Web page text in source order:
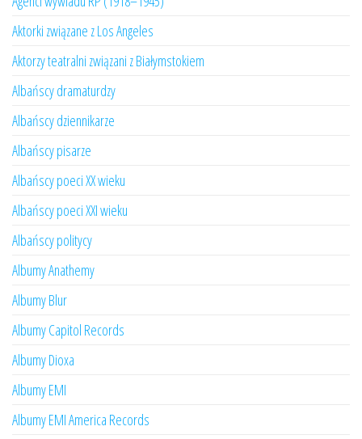
Aktorki związane z Los Angeles
Aktorzy teatralni związani z Białymstokiem
Albańscy dramaturdzy
Albańscy dziennikarze
Albańscy pisarze
Albańscy poeci XX wieku
Albańscy poeci XXI wieku
Albańscy politycy
Albumy Anathemy
Albumy Blur
Albumy Capitol Records
Albumy Dioxa
Albumy EMI
Albumy EMI America Records